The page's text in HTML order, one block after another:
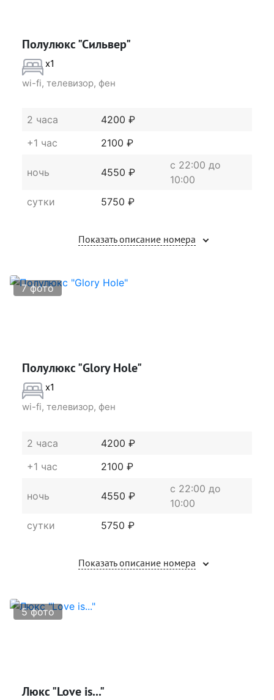
Полулюкс "Сильвер"
x1
wi-fi, телевизор, фен
2 часа
4200 ₽
+1 час
2100 ₽
ночь 4550 ₽
c 22:00 до
10:00
сутки
5750 ₽
Показать описание номера
7 фото
Полулюкс "Glory Hole"
x1
wi-fi, телевизор, фен
2 часа
4200 ₽
+1 час
2100 ₽
ночь 4550 ₽
c 22:00 до
10:00
сутки
5750 ₽
Показать описание номера
5 фото
Люкс "Love is..."